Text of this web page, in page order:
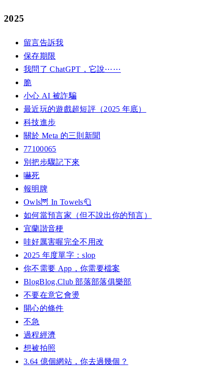
2025
留言告訴我
保存期限
我問了 ChatGPT，它說⋯⋯
脆
小心 AI 被詐騙
最近玩的遊戲超短評（2025 年底）
科技進步
關於 Meta 的三則新聞
77100065
別把步驟記下來
嚇死
報明牌
Owls🦉 In Towels🧻
如何當預言家（但不說出你的預言）
宜蘭諧音梗
哇好厲害喔完全不用改
2025 年度單字：slop
你不需要 App，你需要檔案
BlogBlog.Club 部落部落俱樂部
不要在意它會燙
開心的條件
不急
過程經濟
想被拍照
3.64 億個網站，你去過幾個？